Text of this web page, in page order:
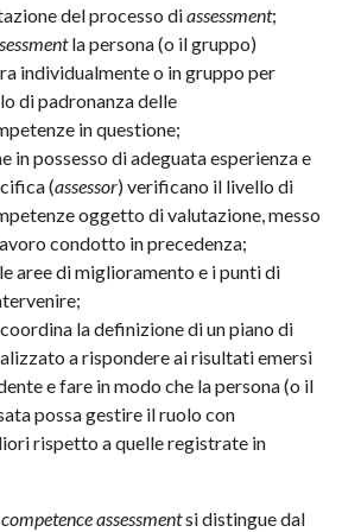
del processo diassessment;
la persona (o il gruppo)
individualmente o in gruppo per
di padronanza delle
in questione;
in possesso di adeguata esperienza e
(assessor) verificano il livello di
oggetto di valutazione, messo
condotto in precedenza;
aree di miglioramento e i punti di
la definizione di un piano di
a rispondere ai risultati emersi
e fare in modo che la persona (o il
possa gestire il ruolo con
rispetto a quelle registrate in
competence assessmentsi distingue dal